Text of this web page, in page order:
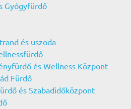
Gyógyfürdő
és uszoda
és Wellness Központ
Fürdő
és Szabadidőközpont